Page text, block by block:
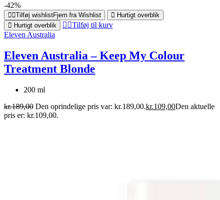
-42%
Tilføj wishlistFjern fra Wishlist
Hurtigt overblik
Hurtigt overblik
Tilføj til kurv
Eleven Australia
Eleven Australia – Keep My Colour
Treatment Blonde
200 ml
kr.189,00 Den oprindelige pris var: kr.189,00.kr.109,00Den aktuelle
pris er: kr.109,00.